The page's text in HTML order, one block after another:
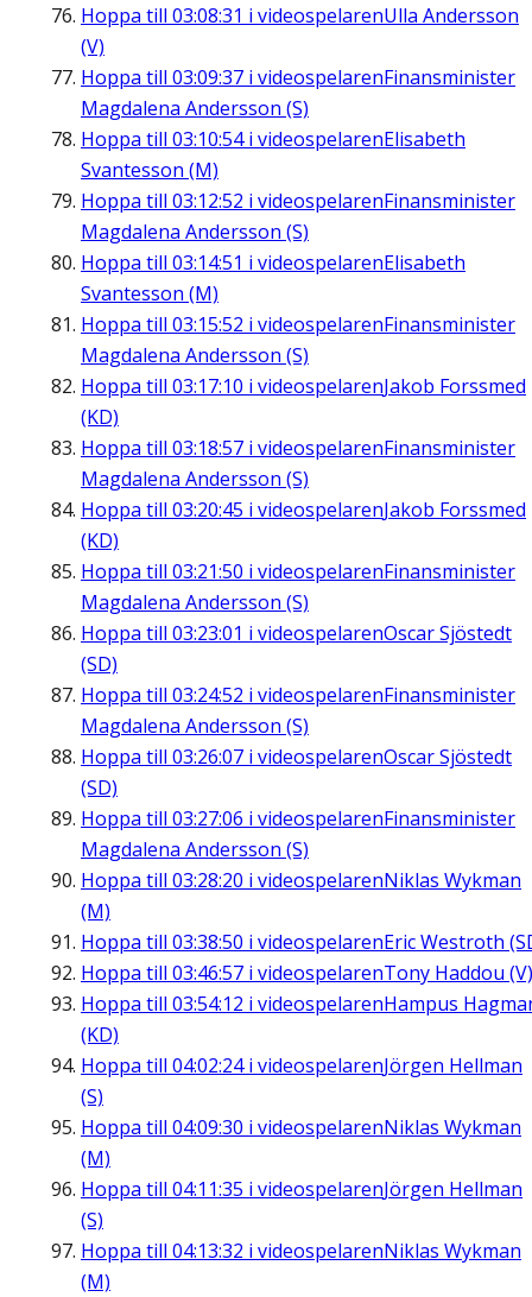
Hoppa till 03:08:31 i videospelarenUlla Andersson
(V)
Hoppa till 03:09:37 i videospelarenFinansminister
Magdalena Andersson (S)
Hoppa till 03:10:54i videospelarenElisabeth
Svantesson (M)
Hoppa till 03:12:52 i videospelarenFinansminister
Magdalena Andersson (S)
Hoppa till 03:14:51 i videospelarenElisabeth
Svantesson (M)
Hoppa till 03:15:52 i videospelarenFinansminister
Magdalena Andersson (S)
Hoppa till 03:17:10 i videospelarenJakob Forssmed
(KD)
Hoppa till 03:18:57 i videospelarenFinansminister
Magdalena Andersson (S)
Hoppa till 03:20:45 i videospelarenJakob Forssmed
(KD)
Hoppa till 03:21:50 i videospelarenFinansminister
Magdalena Andersson (S)
Hoppa till 03:23:01 i videospelarenOscar Sjöstedt
(SD)
Hoppa till 03:24:52 i videospelarenFinansminister
Magdalena Andersson (S)
Hoppa till 03:26:07 i videospelarenOscar Sjöstedt
(SD)
Hoppa till 03:27:06 i videospelarenFinansminister
Magdalena Andersson (S)
Hoppa till 03:28:20 i videospelarenNiklas Wykman
(M)
Hoppa till 03:38:50 i videospelarenEric Westroth
Hoppa till 03:46:57 i videospelarenTony Haddou (V)
Hoppa till 03:54:12 i videospelarenHampus
(KD)
Hoppa till 04:02:24i videospelarenJörgen Hellman
(S)
Hoppa till 04:09:30 i videospelarenNiklas Wykman
(M)
Hoppa till 04:11:35 i videospelarenJörgen Hellman
(S)
Hoppa till 04:13:32 i videospelarenNiklas Wykman
(M)